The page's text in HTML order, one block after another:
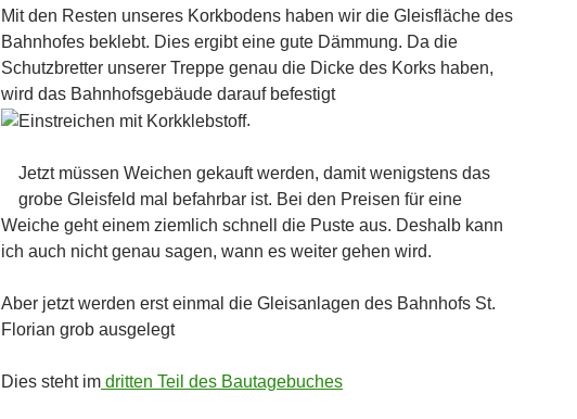
Mit den Resten unseres Korkbodens haben wir die Gleisfläche des
Bahnhofes beklebt. Dies ergibt eine gute Dämmung. Da die
Schutzbretter unserer Treppe genau die Dicke des Korks haben,
wird das Bahnhofsgebäude darauf befestigt
.
Jetzt müssen Weichen gekauft werden, damit wenigstens das
grobe Gleisfeld mal befahrbar ist. Bei den Preisen für eine
Weiche geht einem ziemlich schnell die Puste aus. Deshalb kann
ich auch nicht genau sagen, wann es weiter gehen wird.
Aber jetzt werden erst einmal die Gleisanlagen des Bahnhofs St.
Florian grob ausgelegt
Dies steht im dritten Teil des Bautagebuches